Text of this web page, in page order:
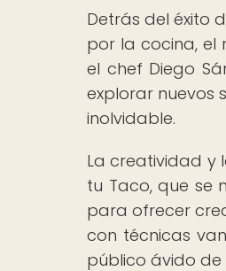
Detrás del éxito
por la cocina, el
el chef Diego
explorar nuevos
inolvidable.
La creatividad y
tu Taco, que se
para ofrecer
con técnicas
público ávido